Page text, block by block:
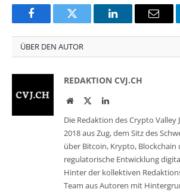
FacebookTwitter LinkedInEmail
ÜBER DEN AUTOR
REDAKTION CVJ.CH
WebsiteTwitterLinkedIn
Die Redaktion des Crypto
2018 aus Zug, dem Sitz des
über Bitcoin, Krypto, Blockchain
regulatorische Entwicklung
Hinter der kollektiven
Team aus Autoren mit